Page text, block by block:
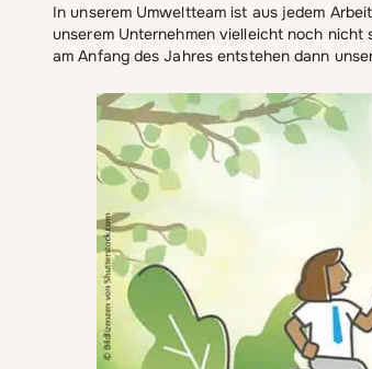
In unserem Umweltteam ist aus jedem
unserem Unternehmen vielleicht noch
am Anfang des Jahres entstehen dann